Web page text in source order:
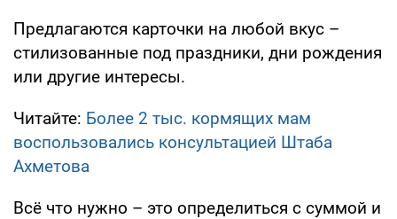
Предлагаются карточки на любой вкус –
стилизованные под праздники, дни рождения
или другие интересы.
Читайте: Более 2 тыс. кормящих мам
воспользовались консультацией Штаба
Ахметова
Всё что нужно – это определиться с суммой и